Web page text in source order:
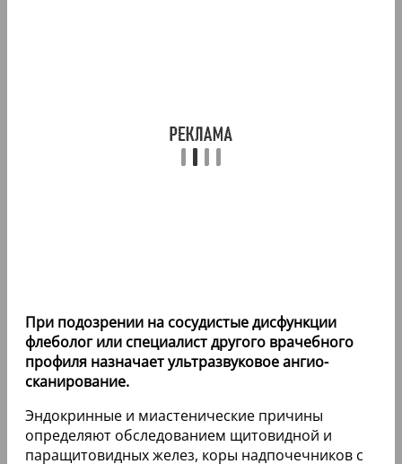
При подозрении на сосудистые дисфункции
флеболог или специалист другого врачебного
профиля назначает ультразвуковое ангио-
сканирование.
Эндокринные и миастенические причины
определяют обследованием щитовидной и
паращитовидных желез, коры надпочечников с